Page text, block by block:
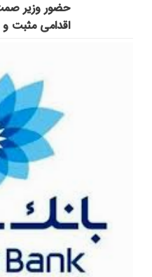
حضور وزیر
اقدامی مثبت